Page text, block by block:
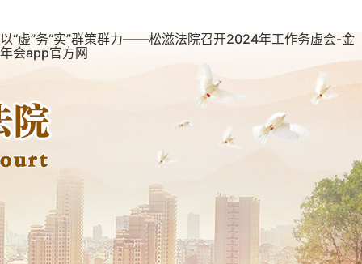
以“虚”务“实”群策群力——松滋法院召开2024年工作务虚会-金
年会app官方网